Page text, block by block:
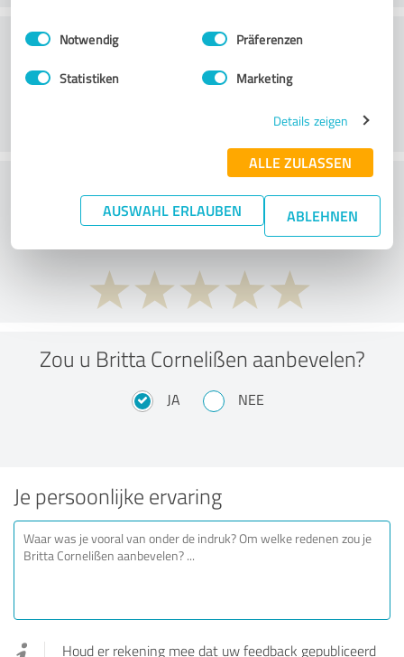
Impressum Datenschutzbestimmungen
Einwilligungsauswahl
Notwendig Präferenzen
Statistiken Marketing
Details zeigen
ALLE ZULASSEN
AUSWAHL ERLAUBEN ABLEHNEN
Klantenservice
Wat vind je van de verhouding tussen
kosten en baten?
Zou u Britta Cornelißen aanbevelen?
JA NEE
Je persoonlijke ervaring
Houd er rekening mee dat uw feedback gepubliceerd